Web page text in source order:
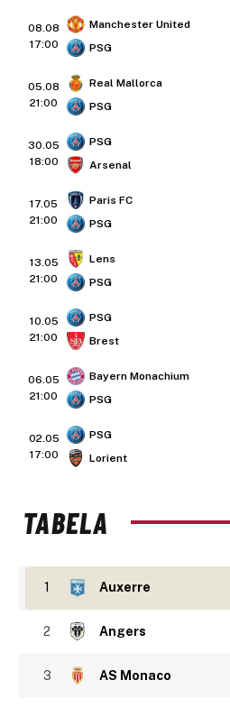
08.08
17:00
Manchester United
PSG
05.08
21:00
Real Mallorca
PSG
30.05
18:00
PSG
Arsenal
17.05
21:00
Paris FC
PSG
13.05
21:00
Lens
PSG
10.05
21:00
PSG
Brest
06.05
21:00
Bayern Monachium
PSG
02.05
17:00
PSG
Lorient
TABELA
1 Auxerre
2 Angers
3 AS Monaco